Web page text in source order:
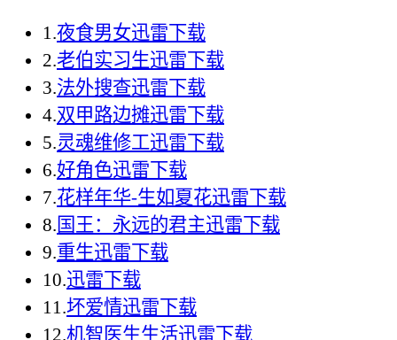
1.夜食男女迅雷下载
2.老伯实习生迅雷下载
3.法外搜查迅雷下载
4.双甲路边摊迅雷下载
5.灵魂维修工迅雷下载
6.好角色迅雷下载
7.花样年华-生如夏花迅雷下载
8. 国王：永远的君主迅雷下载
9.重生迅雷下载
10.迅雷下载
11.坏爱情迅雷下载
12.机智医生生活迅雷下载